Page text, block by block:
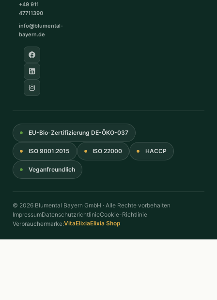
+49 911
47711390
info@blumental-
bayern.de
EU-Bio-Zertifizierung DE-ÖKO-037
ISO 9001:2015 ISO 22000 HACCP
Veganfreundlich
© 2026 Blumental Bayern GmbH · Alle Rechte vorbehalten
ImpressumDatenschutzrichtlinieCookie-Richtlinie
Verbrauchermarke:VitaElixiaElixia Shop